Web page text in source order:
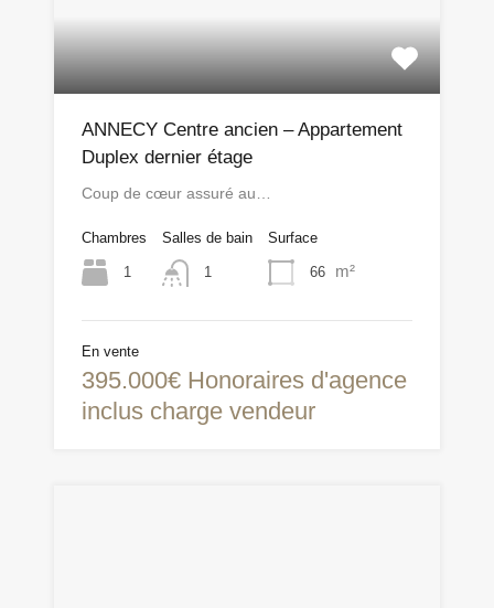
ANNECY Centre ancien – Appartement
Duplex dernier étage
Coup de cœur assuré au…
Chambres
1
Salles de bain
1
Surface
66 m²
En vente
395.000€ Honoraires d'agence
inclus charge vendeur